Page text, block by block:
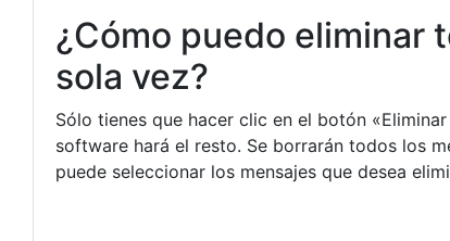
¿Cómo puedo eliminar
sola vez?
Sólo tienes que hacer clic en el botón
software hará el resto. Se borrarán todos los
puede seleccionar los mensajes que desea